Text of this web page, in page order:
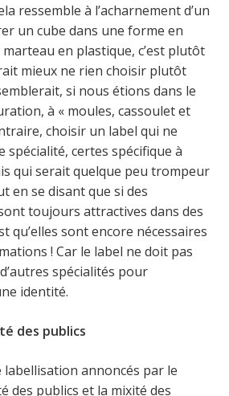
ressemble à l’acharnement d’un
un cube dans une forme en
en plastique, c’est plutôt
mieux ne rien choisir plutôt
si nous étions dans le
à « moules, cassoulet et
choisir un label qui ne
spécialité, certes spécifique à
qui serait quelque peu trompeur
en se disant que si des
toujours attractives dans des
qu’elles sont encore nécessaires
! Car le label ne doit pas
spécialités pour
identité.
des publics
labellisation annoncés par le
des publics et la mixité des